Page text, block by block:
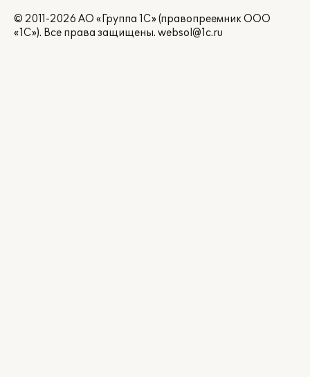
© 2011-2026 АО «Группа 1С» (правопреемник ООО
«1С»). Все права защищены. websol@1c.ru